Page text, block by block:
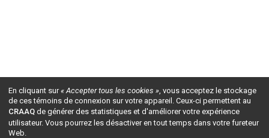
En cliquant sur« Accepter tous les cookies », vous acceptez le stockage
de ces témoins de connexion sur votre appareil. Ceux-ci permettent au
CRAAQ de générer des statistiques et d'améliorer votre expérience
utilisateur. Vous pourrez les désactiver en tout temps dans votre fureteur
Web.